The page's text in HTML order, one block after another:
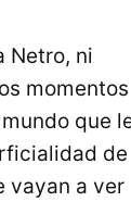
Netro, ni
momentos
que
de
vayan a ver